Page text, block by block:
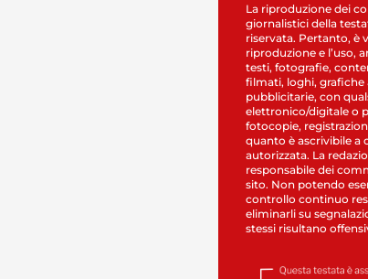
La riproduzione dei
giornalistici della
riservata. Pertanto, è
riproduzione e l’uso,
testi, fotografie,
filmati, loghi, grafiche
pubblicitarie, con
elettronico/digitale o
fotocopie,
quanto è ascrivibile a
autorizzata. La
responsabile dei
sito. Non potendo
controllo continuo
eliminarli su
stessi risultano